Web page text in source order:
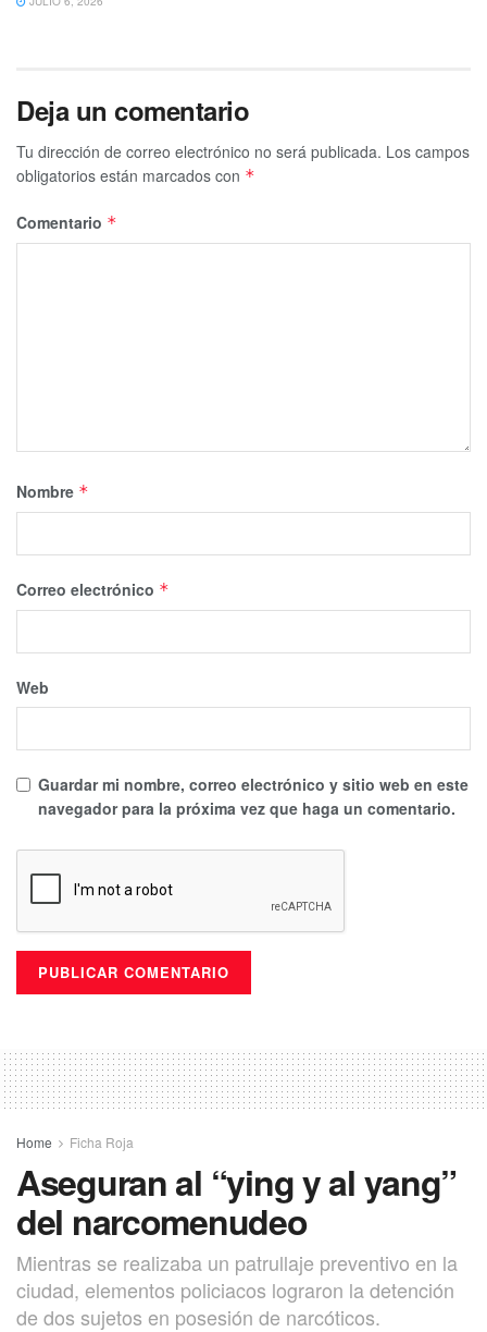
Deja un comentario
Tu dirección de correo electrónico no será publicada. Los campos
obligatorios están marcados con *
Comentario *
Nombre *
Correo electrónico *
Web
Guardar mi nombre, correo electrónico y sitio web en este
navegador para la próxima vez que haga un comentario.
Home Ficha Roja
Aseguran al “ying y al yang”
del narcomenudeo
Mientras se realizaba un patrullaje preventivo en la
ciudad, elementos policiacos lograron la detención
de dos sujetos en posesión de narcóticos.